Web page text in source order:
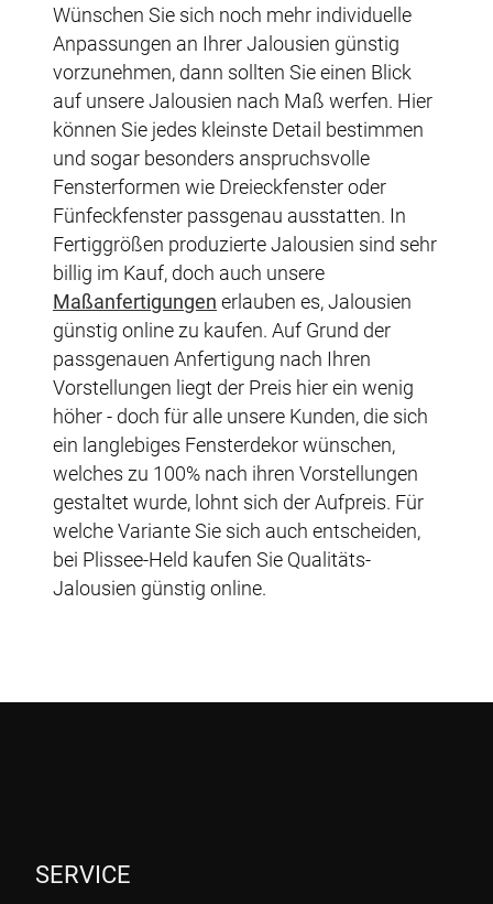
Wünschen Sie sich noch mehr individuelle
Anpassungen an Ihrer Jalousien günstig
vorzunehmen, dann sollten Sie einen Blick
auf unsere Jalousien nach Maß werfen. Hier
können Sie jedes kleinste Detail bestimmen
und sogar besonders anspruchsvolle
Fensterformen wie Dreieckfenster oder
Fünfeckfenster passgenau ausstatten. In
Fertiggrößen produzierte Jalousien sind sehr
billig im Kauf, doch auch unsere
Maßanfertigungen erlauben es, Jalousien
günstig online zu kaufen. Auf Grund der
passgenauen Anfertigung nach Ihren
Vorstellungen liegt der Preis hier ein wenig
höher - doch für alle unsere Kunden, die sich
ein langlebiges Fensterdekor wünschen,
welches zu 100% nach ihren Vorstellungen
gestaltet wurde, lohnt sich der Aufpreis. Für
welche Variante Sie sich auch entscheiden,
bei Plissee-Held kaufen Sie Qualitäts-
Jalousien günstig online.
SERVICE